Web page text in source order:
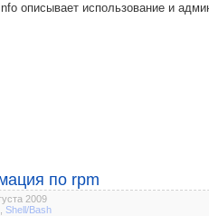
описывает использование и
по rpm
2009
Shell/Bash